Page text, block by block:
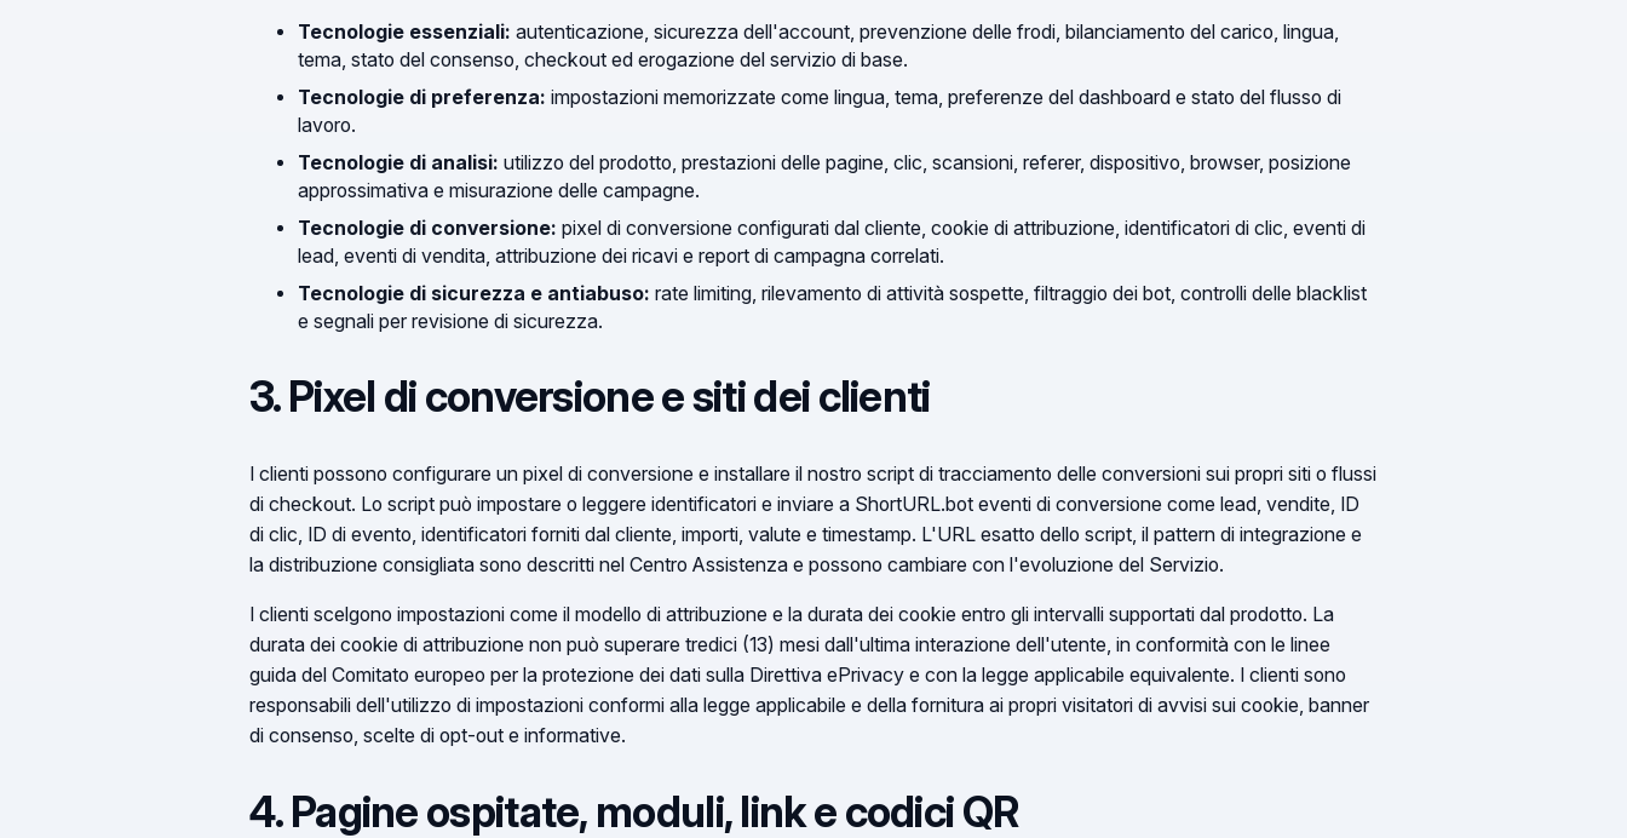
Tecnologie essenziali: autenticazione, sicurezza dell'account, prevenzione delle frodi, bilanciamento del carico, lingua,
tema, stato del consenso, checkout ed erogazione del servizio di base.
Tecnologie di preferenza: impostazioni memorizzate come lingua, tema, preferenze del dashboard e stato del flusso di
lavoro.
Tecnologie di analisi: utilizzo del prodotto, prestazioni delle pagine, clic, scansioni, referer, dispositivo, browser, posizione
approssimativa e misurazione delle campagne.
Tecnologie di conversione: pixel di conversione configurati dal cliente, cookie di attribuzione, identificatori di clic, eventi di
lead, eventi di vendita, attribuzione dei ricavi e report di campagna correlati.
Tecnologie di sicurezza e antiabuso: rate limiting, rilevamento di attività sospette, filtraggio dei bot, controlli delle blacklist
e segnali per revisione di sicurezza.
3. Pixel di conversione e siti dei clienti
I clienti possono configurare un pixel di conversione e installare il nostro script di tracciamento delle conversioni sui propri siti o flussi
di checkout. Lo script può impostare o leggere identificatori e inviare a ShortURL.bot eventi di conversione come lead, vendite, ID
di clic, ID di evento, identificatori forniti dal cliente, importi, valute e timestamp. L'URL esatto dello script, il pattern di integrazione e
la distribuzione consigliata sono descritti nel Centro Assistenza e possono cambiare con l'evoluzione del Servizio.
I clienti scelgono impostazioni come il modello di attribuzione e la durata dei cookie entro gli intervalli supportati dal prodotto. La
durata dei cookie di attribuzione non può superare tredici (13) mesi dall'ultima interazione dell'utente, in conformità con le linee
guida del Comitato europeo per la protezione dei dati sulla Direttiva ePrivacy e con la legge applicabile equivalente. I clienti sono
responsabili dell'utilizzo di impostazioni conformi alla legge applicabile e della fornitura ai propri visitatori di avvisi sui cookie, banner
di consenso, scelte di opt-out e informative.
4. Pagine ospitate, moduli, link e codici QR